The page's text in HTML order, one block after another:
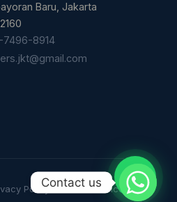
Baru, Jakarta
7496-8914
PolicyTerms of Service
Contact us